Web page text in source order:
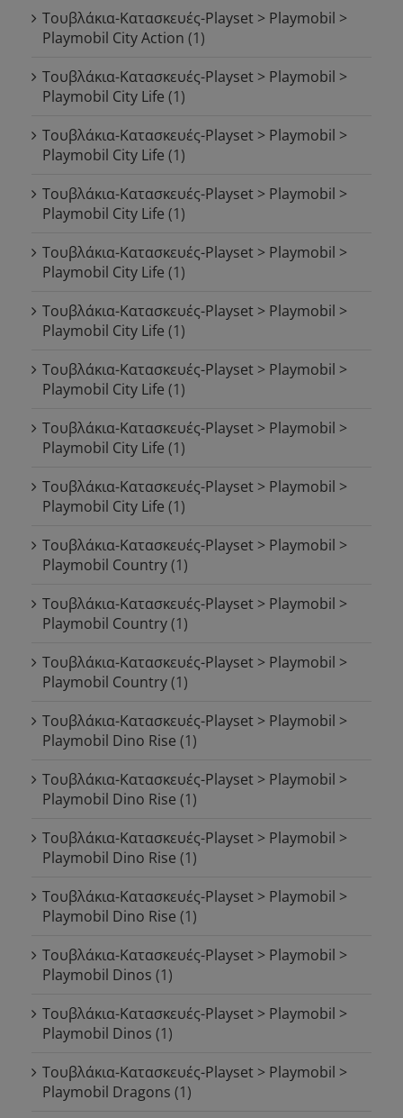
Τουβλάκια-Κατασκευές-Playset > Playmobil >
Playmobil City Action (1)
Τουβλάκια-Κατασκευές-Playset > Playmobil >
Playmobil City Life (1)
Τουβλάκια-Κατασκευές-Playset > Playmobil >
Playmobil City Life (1)
Τουβλάκια-Κατασκευές-Playset > Playmobil >
Playmobil City Life (1)
Τουβλάκια-Κατασκευές-Playset > Playmobil >
Playmobil City Life (1)
Τουβλάκια-Κατασκευές-Playset > Playmobil >
Playmobil City Life (1)
Τουβλάκια-Κατασκευές-Playset > Playmobil >
Playmobil City Life (1)
Τουβλάκια-Κατασκευές-Playset > Playmobil >
Playmobil City Life (1)
Τουβλάκια-Κατασκευές-Playset > Playmobil >
Playmobil City Life (1)
Τουβλάκια-Κατασκευές-Playset > Playmobil >
Playmobil Country(1)
Τουβλάκια-Κατασκευές-Playset > Playmobil >
Playmobil Country(1)
Τουβλάκια-Κατασκευές-Playset > Playmobil >
Playmobil Country(1)
Τουβλάκια-Κατασκευές-Playset > Playmobil >
Playmobil Dino Rise (1)
Τουβλάκια-Κατασκευές-Playset > Playmobil >
Playmobil Dino Rise (1)
Τουβλάκια-Κατασκευές-Playset > Playmobil >
Playmobil Dino Rise (1)
Τουβλάκια-Κατασκευές-Playset > Playmobil >
Playmobil Dino Rise (1)
Τουβλάκια-Κατασκευές-Playset > Playmobil >
Playmobil Dinos (1)
Τουβλάκια-Κατασκευές-Playset > Playmobil >
Playmobil Dinos (1)
Τουβλάκια-Κατασκευές-Playset > Playmobil >
Playmobil Dragons (1)